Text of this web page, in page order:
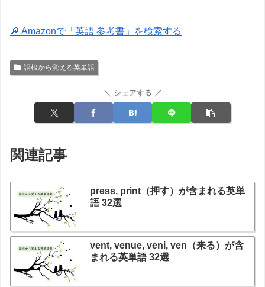
🔎 Amazonで「英語 参考書」を検索する
語根から覚える英単語
＼ シェアする ／
関連記事
press, print（押す）が含まれる英単
語 32選
vent, venue, veni, ven（来る）が含
まれる英単語 32選